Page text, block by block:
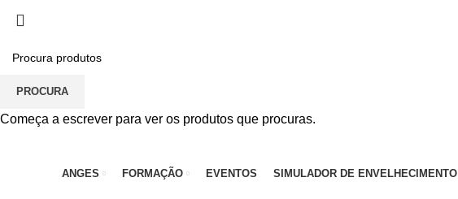
ANGES FORMAÇÃO EVENTOS SIMULADOR DE ENVELHECIMENTO
PROCURA
Começa a escrever para ver os produtos que procuras.